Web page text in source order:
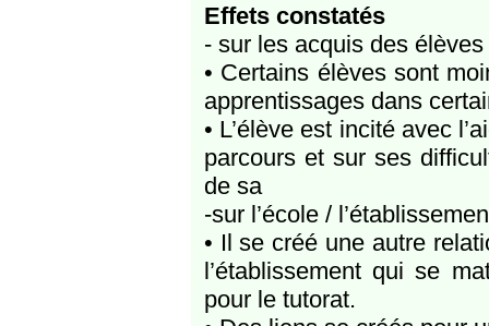
Effets constatés
- sur les acquis des élèves
• Certains élèves sont
apprentissages dans
• L’élève est incité avec
parcours et sur ses
de sa
-sur l’école /
• Il se créé une autre
l’établissement qui se
pour le tutorat.